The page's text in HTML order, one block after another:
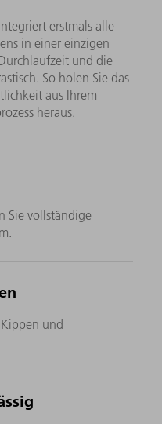
erstmals alle
in einer einzigen
und die
So holen Sie das
aus Ihrem
heraus.
Sie vollständige
und